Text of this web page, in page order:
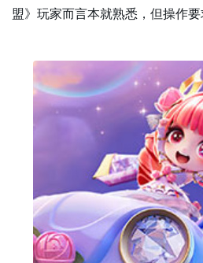
盟》玩家而言本就熟悉，但操作要